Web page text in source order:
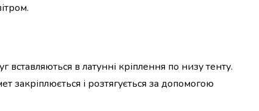
в латунні кріплення по низу тенту.
закріплюється і розтягується за допомогою